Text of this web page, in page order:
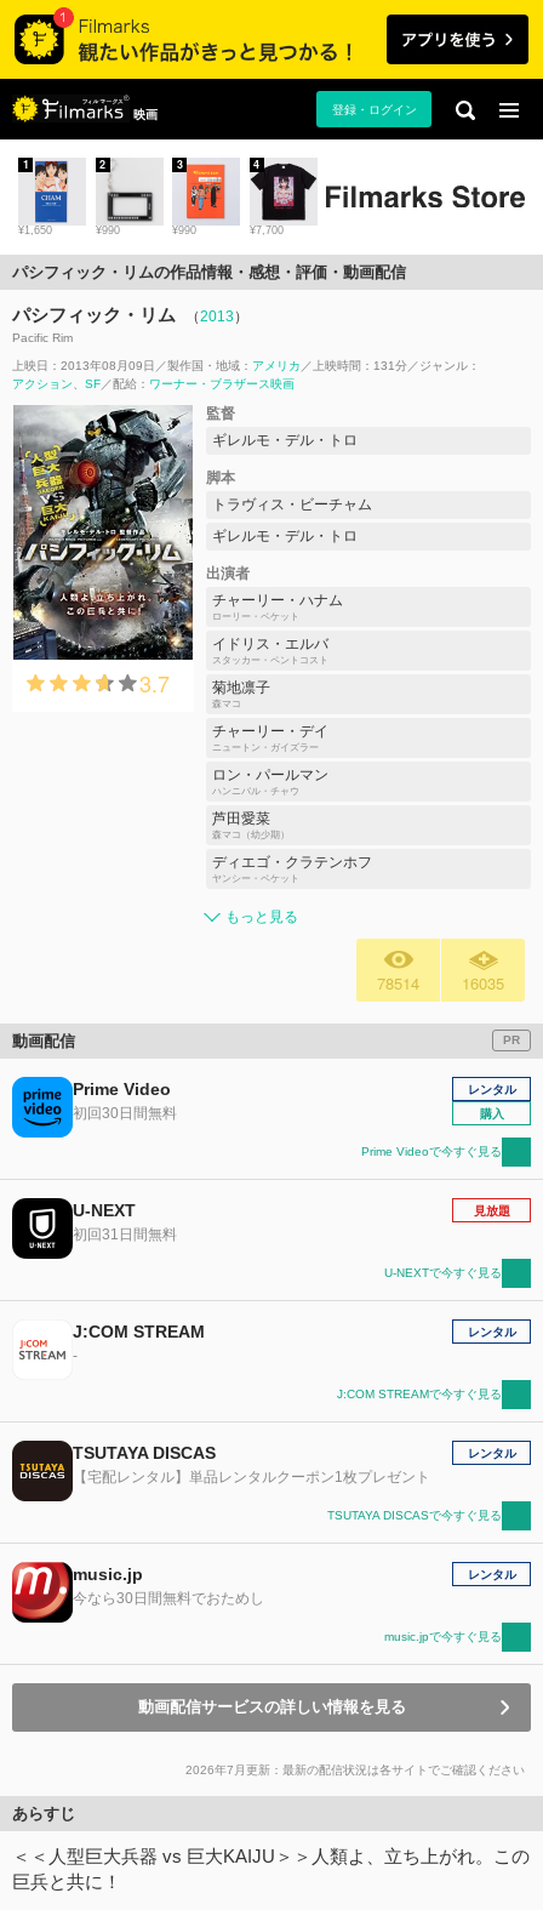
映画 登録・ログイン
¥1,650
1
¥990
2
¥990
3
¥7,700
4
パシフィック・リムの作品情報・感想・評価・動画配信
パシフィック・リム （2013）
Pacific Rim
上映日：2013年08月09日 製作国・地域： アメリカ 上映時間：131分
ジャンル：
アクション
SF 配給： ワーナー・ブラザース映画
3.7
監督
ギレルモ・デル・トロ
脚本
トラヴィス・ビーチャム
ギレルモ・デル・トロ
出演者
チャーリー・ハナム
ローリー・ベケット
イドリス・エルバ
スタッカー・ペントコスト
菊地凛子
森マコ
チャーリー・デイ
ニュートン・ガイズラー
ロン・パールマン
ハンニバル・チャウ
芦田愛菜
森マコ（幼少期）
ディエゴ・クラテンホフ
ヤンシー・ベケット
もっと見る
78514 16035
動画配信 PR
Prime Video
初回30日間無料
レンタル
購入
Prime Videoで今すぐ見る
U-NEXT
初回31日間無料
見放題
U-NEXTで今すぐ見る
J:COM STREAM
-
レンタル
J:COM STREAMで今すぐ見る
TSUTAYA DISCAS
【宅配レンタル】単品レンタルクーポン1枚プレゼント
レンタル
TSUTAYA DISCASで今すぐ見る
music.jp
今なら30日間無料でおためし
レンタル
music.jpで今すぐ見る
動画配信サービスの詳しい情報を見る
2026年7月更新：最新の配信状況は各サイトでご確認ください
あらすじ
＜＜人型巨大兵器 vs 巨大KAIJU＞＞人類よ、立ち上がれ。この
巨兵と共に！